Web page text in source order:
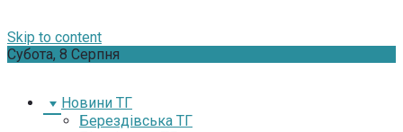
Skip to content
Субота, 8 Серпня
Новини ТГ
Берездівська ТГ